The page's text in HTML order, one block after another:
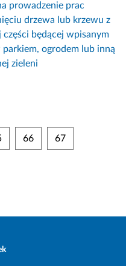
prowadzenie prac
drzewa lub krzewu z
będącej wpisanym
ogrodem lub inną
zieleni
66 67